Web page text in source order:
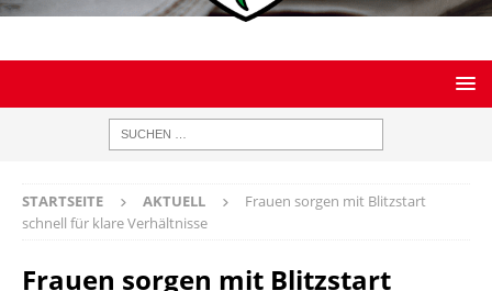
STARTSEITE AKTUELL
Frauen sorgen mit Blitzstart
schnell für klare Verhältnisse
Frauen sorgen mit Blitzstart